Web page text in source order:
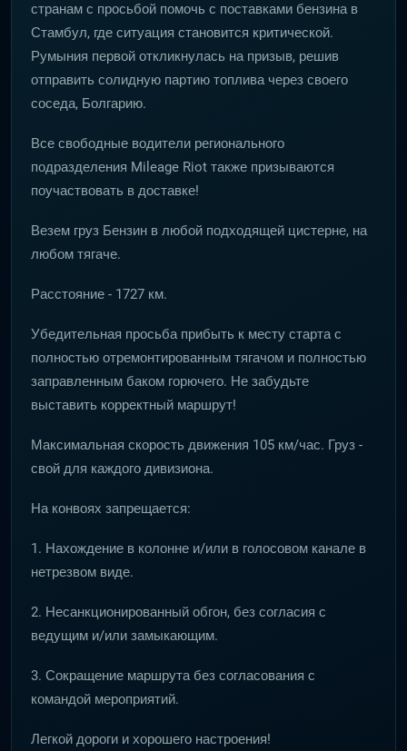
странам с просьбой помочь с поставками бензина в
Стамбул, где ситуация становится критической.
Румыния первой откликнулась на призыв, решив
отправить солидную партию топлива через своего
соседа, Болгарию.
Все свободные водители регионального
подразделения Mileage Riot также призываются
поучаствовать в доставке!
Везем груз Бензин в любой подходящей цистерне, на
любом тягаче.
Расстояние - 1727 км.
Убедительная просьба прибыть к месту старта с
полностью отремонтированным тягачом и полностью
заправленным баком горючего. Не забудьте
выставить корректный маршрут!
Максимальная скорость движения 105 км/час. Груз -
свой для каждого дивизиона.
На конвоях запрещается:
1. Нахождение в колонне и/или в голосовом канале в
нетрезвом виде.
2. Несанкционированный обгон, без согласия с
ведущим и/или замыкающим.
3. Сокращение маршрута без согласования с
командой мероприятий.
Легкой дороги и хорошего настроения!